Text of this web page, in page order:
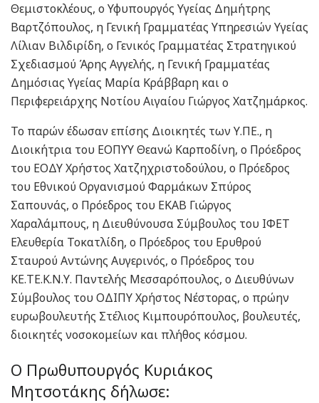
Θεμιστοκλέους, ο Υφυπουργός Υγείας Δημήτρης
Βαρτζόπουλος, η Γενική Γραμματέας Υπηρεσιών Υγείας
Λίλιαν Βιλδιρίδη, ο Γενικός Γραμματέας Στρατηγικού
Σχεδιασμού Άρης Αγγελής, η Γενική Γραμματέας
Δημόσιας Υγείας Μαρία Κράββαρη και ο
Περιφερειάρχης Νοτίου Αιγαίου Γιώργος Χατζημάρκος.
Το παρών έδωσαν επίσης Διοικητές των Υ.ΠΕ., η
Διοικήτρια του ΕΟΠΥΥ Θεανώ Καρποδίνη, ο Πρόεδρος
του ΕΟΔΥ Χρήστος Χατζηχριστοδούλου, ο Πρόεδρος
του Εθνικού Οργανισμού Φαρμάκων Σπύρος
Σαπουνάς, ο Πρόεδρος του ΕΚΑΒ Γιώργος
Χαραλάμπους, η Διευθύνουσα Σύμβουλος του ΙΦΕΤ
Ελευθερία Τοκατλίδη, ο Πρόεδρος του Ερυθρού
Σταυρού Αντώνης Αυγερινός, ο Πρόεδρος του
ΚΕ.ΤΕ.Κ.Ν.Υ. Παντελής Μεσσαρόπουλος, ο Διευθύνων
Σύμβουλος του ΟΔΙΠΥ Χρήστος Νέστορας, ο πρώην
ευρωβουλευτής Στέλιος Κιμπουρόπουλος, βουλευτές,
διοικητές νοσοκομείων και πλήθος κόσμου.
Ο Πρωθυπουργός Κυριάκος
Μητσοτάκης δήλωσε: